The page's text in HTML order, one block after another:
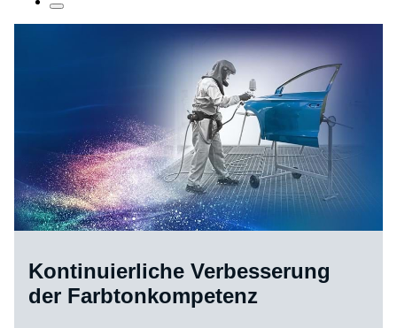
Kontinuierliche Verbesserung
der Farbtonkompetenz